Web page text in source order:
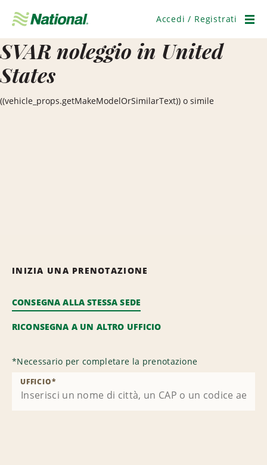
navigazione
Accedi / Registrati
SVAR noleggio in United
States
((vehicle_props.getMakeModelOrSimilarText)) o simile
INIZIA UNA PRENOTAZIONE
CONSEGNA ALLA STESSA SEDE
RICONSEGNA A UN ALTRO UFFICIO
*Necessario per completare la prenotazione
UFFICIO*